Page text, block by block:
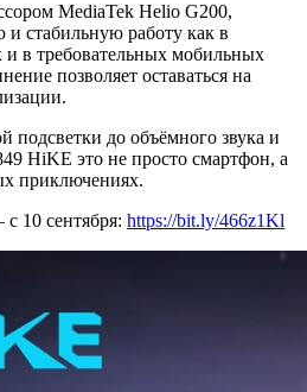
MediaTek Helio G200,
стабильную работу как в
и в требовательных мобильных
позволяет оставаться на
подсветки до объёмного звука и
HiKE это не просто смартфон, а
приключениях.
10 сентября: https://bit.ly/466z1Kl